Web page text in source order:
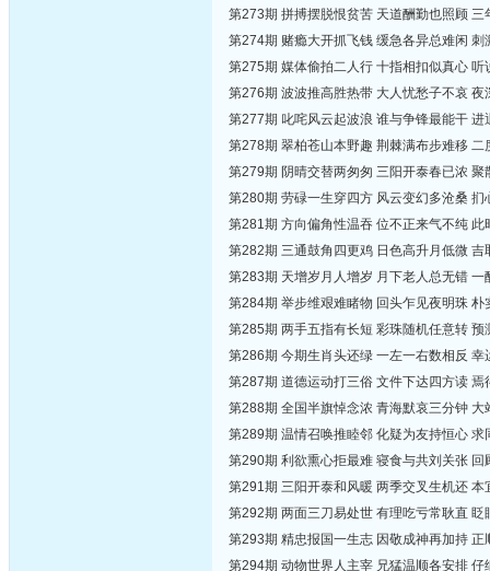
第273期 拼搏摆脱恨贫苦 天道酬勤也照顾
第274期 赌瘾大开抓飞钱 缓急各异总难闲
第275期 媒体偷拍二人行 十指相扣似真心
第276期 波波推高胜热带 大人忧愁子不哀
第277期 叱咤风云起波浪 谁与争锋最能干
第278期 翠柏苍山本野趣 荆棘满布步难移
第279期 阴晴交替两匆匆 三阳开泰春已浓
第280期 劳碌一生穿四方 风云变幻多沧桑
第281期 方向偏角性温吞 位不正来气不纯
第282期 三通鼓角四更鸡 日色高升月低微
第283期 天增岁月人增岁 月下老人总无错
第284期 举步维艰难睹物 回头乍见夜明珠
第285期 两手五指有长短 彩珠随机任意转
第286期 今期生肖头还绿 一左一右数相反
第287期 道德运动打三俗 文件下达四方读
第288期 全国半旗悼念浓 青海默哀三分钟
第289期 温情召唤推睦邻 化疑为友持恒心
第290期 利欲熏心拒最难 寝食与共刘关张
第291期 三阳开泰和风暖 两季交叉生机还
第292期 两面三刀易处世 有理吃亏常耿直
第293期 精忠报国一生志 因敬成神再加持
第294期 动物世界人主宰 兄猛温顺各安排